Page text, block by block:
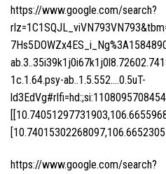
https://www.google.com/search?
1c.1.64.psy-ab..1.5.552….0.5uT-
https://www.google.com/search?